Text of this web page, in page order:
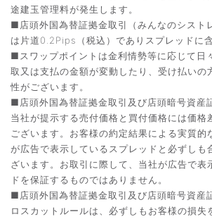
途建玉管理料が発生します。
■店頭外国為替証拠金取引（みんなのシスト
は片道0.2Pips（税込）でありスプレッドに
■スワップポイントは金利情勢等に応じて日
取又は支払の金額が変動したり、受け払いの
性がございます。
■店頭外国為替証拠金取引及び店頭暗号資産
当社が提示する売付価格と買付価格には価格
ございます。お客様の約定結果による実質的
が広告で表示しているスプレッドと必ずしも
ざいます。お取引に際して、当社が広告で表
ドを保証するものではありません。
■店頭外国為替証拠金取引及び店頭暗号資産
ロスカットルールは、必ずしもお客様の損失